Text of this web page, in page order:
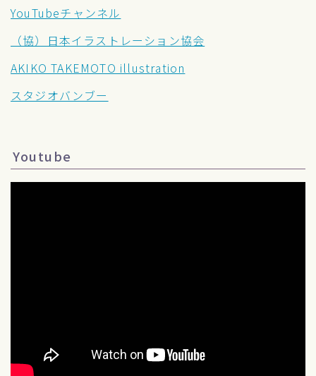
YouTubeチャンネル
（協）日本イラストレーション協会
AKIKO TAKEMOTO illustration
スタジオバンブー
Youtube